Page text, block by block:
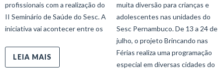
profissionais com a realização do
II Seminário de Saúde do Sesc. A
iniciativa vai acontecer entre os
LEIA MAIS
muita diversão para crianças e
adolescentes nas unidades do
Sesc Pernambuco. De 13 a 24 de
julho, o projeto Brincando nas
Férias realiza uma programação
especial em diversas cidades do